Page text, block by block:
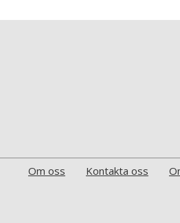
Om oss Kontakta oss